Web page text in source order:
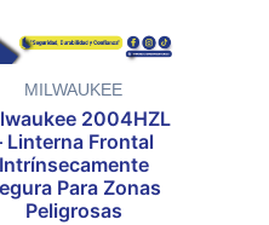
MILWAUKEE
2004HZL
Linterna Frontal
Para Zonas
Peligrosas